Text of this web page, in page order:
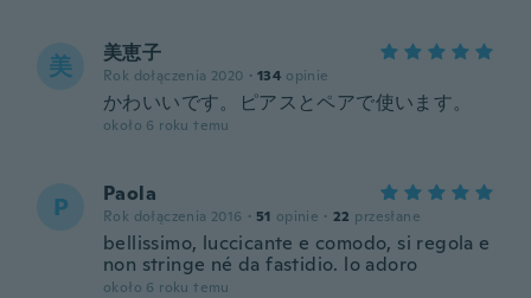
美 美恵子
Rok dołączenia 2020 · 134 opinie
かわいいです。ピアスとペアで使います。
około 6 roku temu
P Paola
Rok dołączenia 2016 · 51 opinie · 22 przesłane
bellissimo, luccicante e comodo, si regola e
non stringe né da fastidio. lo adoro
około 6 roku temu